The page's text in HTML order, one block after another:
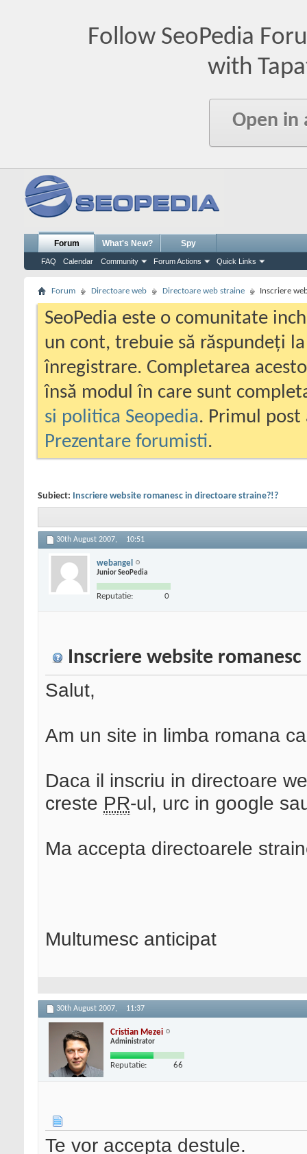
Follow SeoPedia
with
Open in
Forum
FAQ Calendar Community Forum Actions Quick Links
What's New? Spy
Forum Directoare web Directoare web straine Inscriere
SeoPedia este o comunitate
un cont, trebuie să răspundeți
înregistrare. Completarea
însă modul în care sunt
si politica Seopedia. Primul
Prezentare forumisti.
Subiect: Inscriere website romanesc in directoare straine?!?
30th August 2007, 10:51
webangel
Junior SeoPedia
Reputatie: 0
Inscriere website
Salut,
Am un site in limba romana
Daca il inscriu in directoare
creste PR-ul, urc in google
Ma accepta directoarele
Multumesc anticipat
30th August 2007, 11:37
Cristian Mezei
Administrator
Reputatie: 66
Te vor accepta destule.